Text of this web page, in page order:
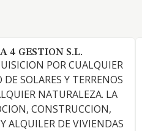
4 GESTION S.L.
POR CUALQUIER
SOLARES Y TERRENOS
NATURALEZA. LA
CONSTRUCCION,
ALQUILER DE VIVIENDAS